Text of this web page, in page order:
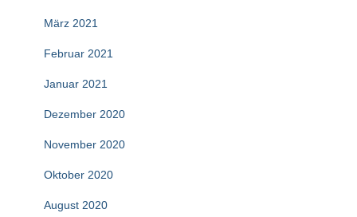
März 2021
Februar 2021
Januar 2021
Dezember 2020
November 2020
Oktober 2020
August 2020